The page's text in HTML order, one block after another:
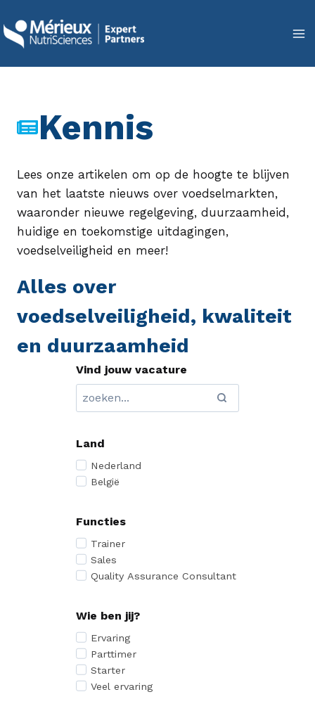
naar
inhoud
Kennis
Lees onze artikelen om op de hoogte te blijven
van het laatste nieuws over voedselmarkten,
waaronder nieuwe regelgeving, duurzaamheid,
huidige en toekomstige uitdagingen,
voedselveiligheid en meer!
Alles over
voedselveiligheid, kwaliteit
en duurzaamheid
Vind jouw vacature
Land
Nederland
België
Functies
Trainer
Sales
Quality Assurance Consultant
Wie ben jij?
Ervaring
Parttimer
Starter
Veel ervaring